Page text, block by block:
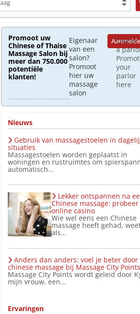
Promoot uw
Chinese of Thaise
Massage Salon bij
meer dan 750.000
potentiële
klanten!
Eigenaar
van een
salon?
Promoot
hier uw
massage
salon
Owner
a
your
parlor
here
Nieuws
Gebruik van massagestoelen in
situaties
Massagestoelen worden geplaatst in
woningen en rustruimtes om
automatisch...
Lekker ontspannen na
Chinese massage: probeer
online casino
Wie wel eens een Chinese
massage heeft gehad,
als...
Anders dan anders: voel je beter door
chinese massage bij Massage City Points
Massage City Points wordt geleid door
mijn vrouw, een...
Ervaringen